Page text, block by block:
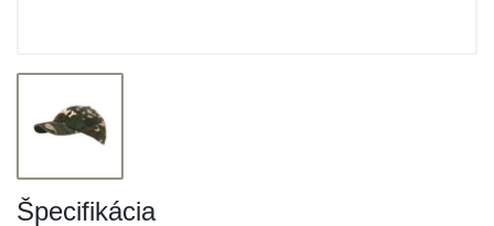
Špecifikácia